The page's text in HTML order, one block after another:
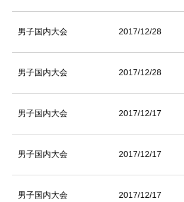
男子国内大会 2017/12/28
男子国内大会 2017/12/28
男子国内大会 2017/12/17
男子国内大会 2017/12/17
男子国内大会 2017/12/17